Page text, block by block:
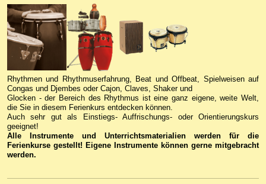
Rhythmen und Rhythmuserfahrung, Beat und Offbeat, Spielweisen auf
Congas und Djembes oder Cajon, Claves, Shaker und
Glocken - der Bereich des Rhythmus ist eine ganz eigene, weite Welt,
die Sie in diesem Ferienkurs entdecken können.
Auch sehr gut als Einstiegs- Auffrischungs- oder Orientierungskurs
geeignet!
Alle Instrumente und Unterrichtsmaterialien werden für die
Ferienkurse gestellt! Eigene Instrumente können gerne mitgebracht
werden.